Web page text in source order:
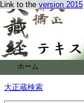
Link to the version 2015
ホーム
大正蔵検索